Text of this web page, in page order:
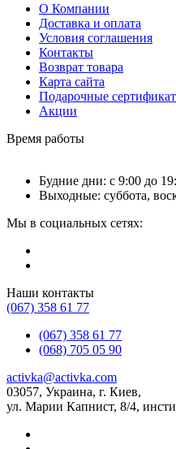
О Компании
Доставка и оплата
Условия соглашения
Контакты
Возврат товара
Карта сайта
Подарочные
Акции
Время работы
Будние дни: с 9:00 до
Выходные: суббота,
Мы в социальных сетях:
Наши контакты
(067) 358 61 77
(067) 358 61 77
(068) 705 05 90
activka@activka.com
03057, Украина, г. Киев,
ул. Марии Капнист, 8/4,